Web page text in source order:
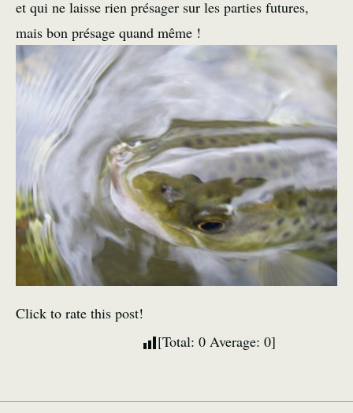
et qui ne laisse rien présager sur les parties futures,
mais bon présage quand même !
Click to rate this post!
[Total: 0 Average: 0]